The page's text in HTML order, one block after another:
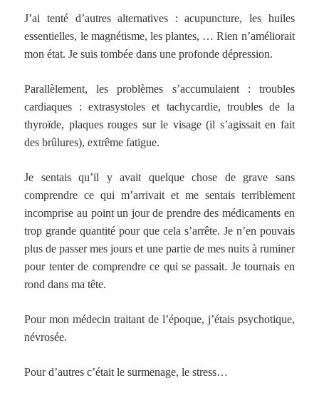
J’ai tenté d’autres alternatives : acupuncture, les huiles
essentielles, le magnétisme, les plantes, … Rien n’améliorait
mon état. Je suis tombée dans une profonde dépression.
Parallèlement, les problèmes s’accumulaient : troubles
cardiaques : extrasystoles et tachycardie, troubles de la
thyroïde, plaques rouges sur le visage (il s’agissait en fait
des brûlures), extrême fatigue.
Je sentais qu’il y avait quelque chose de grave sans
comprendre ce qui m’arrivait et me sentais terriblement
incomprise au point un jour de prendre des médicaments en
trop grande quantité pour que cela s’arrête. Je n’en pouvais
plus de passer mes jours et une partie de mes nuits à ruminer
pour tenter de comprendre ce qui se passait. Je tournais en
rond dans ma tête.
Pour mon médecin traitant de l’époque, j’étais psychotique,
névrosée.
Pour d’autres c’était le surmenage, le stress…